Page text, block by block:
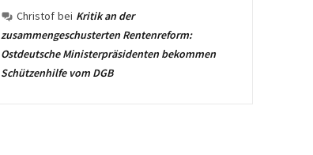
Christof bei Kritik an der
zusammengeschusterten Rentenreform:
Ostdeutsche Ministerpräsidenten bekommen
Schützenhilfe vom DGB